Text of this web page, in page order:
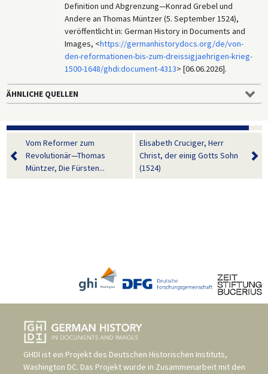
Definition und Abgrenzung—Konrad Grebel und
Andere an Thomas Müntzer (5. September 1524),
veröffentlicht in: German History in Documents and
Images, <https://germanhistorydocs.org/de/von-
den-reformationen-bis-zum-dreissigjaehrigen-krieg-
1500-1648/ghdi:document-4313> [06.06.2026].
ÄHNLICHE QUELLEN
Vom Reformer zum
Revolutionär—Thomas
Müntzer, Die Fürsten...
Elisabeth Cruciger, Herr
Christ, der einig Gotts Sohn
(1524)
GHDI ist ein Projekt des Deutschen Historischen Instituts,
Washington DC. Das Projekt wurde in Zusammenarbeit mit den